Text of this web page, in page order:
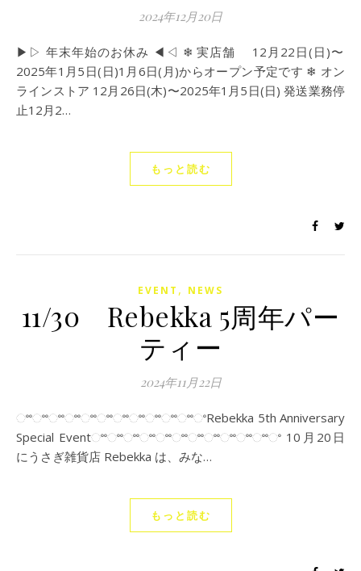
2024年12月20日
▶︎▷ 年末年始のお休み ◀︎◁ ❄︎ 実店舗 12月22日(日)〜
2025年1月5日(日)1月6日(月)からオープン予定です ❄︎ オン
ラインストア 12月26日(木)〜2025年1月5日(日) 発送業務停
止12月2…
もっと読む
EVENT , NEWS
11/30 Rebekka 5周年パー
ティー
2024年11月22日
ଂଂଂଂଂଂଂଂଂଂଂଂଂଂଂଂଂଂଂଂଂଂଂRebekka 5th Anniversary
Special Eventଂଂଂଂଂଂଂଂଂଂଂଂଂଂଂଂଂଂଂଂଂଂଂ 10月20日
にうさぎ雑貨店 Rebekka は、みな…
もっと読む